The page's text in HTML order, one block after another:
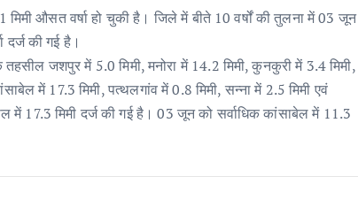
औसत वर्षा हो चुकी है। जिले में बीते 10 वर्षों की तुलना में 03 जून
दर्ज की गई है।
जशपुर में 5.0 मिमी, मनोरा में 14.2 मिमी, कुनकुरी में 3.4 मिमी,
में 17.3 मिमी, पत्थलगांव में 0.8 मिमी, सन्ना में 2.5 मिमी एवं
में 17.3 मिमी दर्ज की गई है। 03 जून को सर्वाधिक कांसाबेल में 11.3